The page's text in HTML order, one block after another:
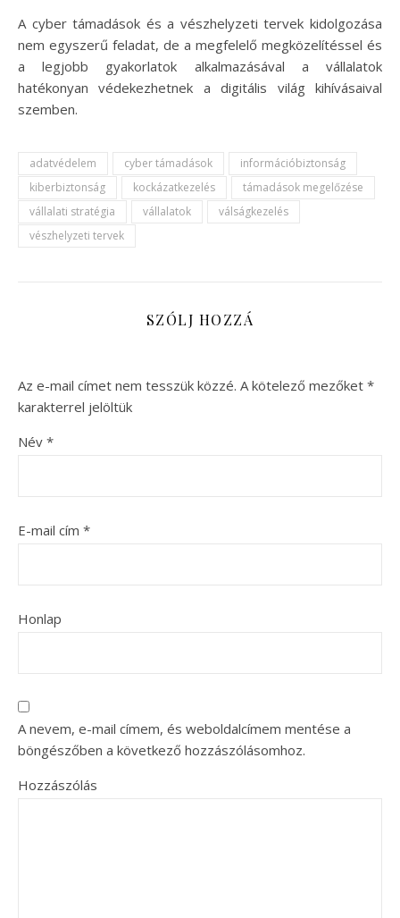
A cyber támadások és a vészhelyzeti tervek kidolgozása
nem egyszerű feladat, de a megfelelő megközelítéssel és
a legjobb gyakorlatok alkalmazásával a vállalatok
hatékonyan védekezhetnek a digitális világ kihívásaival
szemben.
adatvédelem cyber támadások
információbiztonság
kiberbiztonság
kockázatkezelés
támadások megelőzése
vállalati stratégia
vállalatok
válságkezelés
vészhelyzeti tervek
SZÓLJ HOZZÁ
Az e-mail címet nem tesszük közzé. A kötelező mezőket *
karakterrel jelöltük
Név *
E-mail cím *
Honlap
A nevem, e-mail címem, és weboldalcímem mentése a
böngészőben a következő hozzászólásomhoz.
Hozzászólás